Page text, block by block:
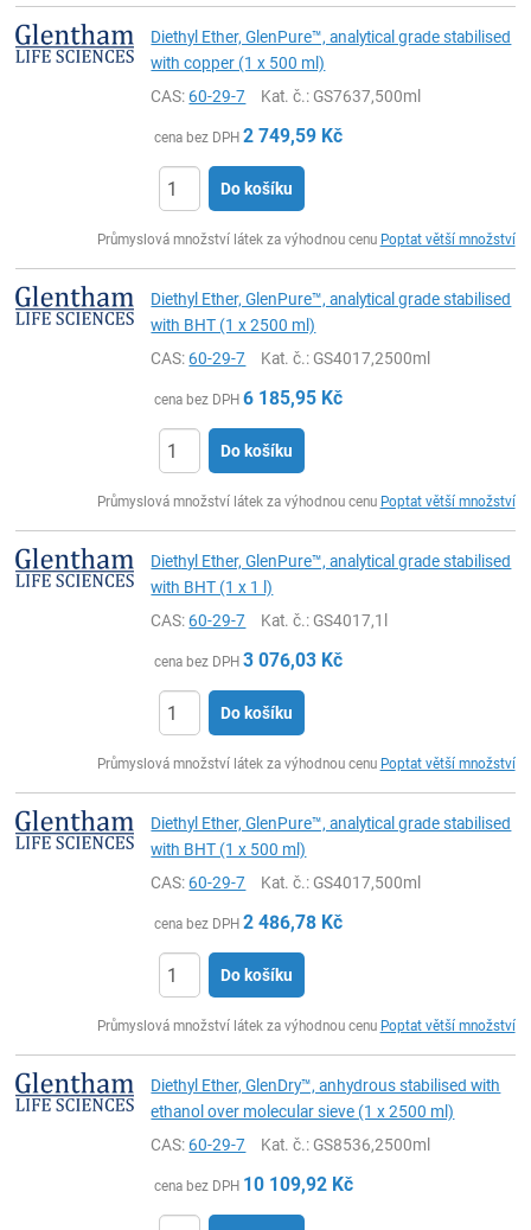
Diethyl Ether, GlenPure™, analytical grade stabilised
with copper (1 x 500 ml)
CAS:60-29-7 Kat. č.: GS7637,500ml
cena bez DPH 2 749,59 Kč
Do košíku
Průmyslová množství látek za výhodnou cenu Poptat větší množství
Diethyl Ether, GlenPure™, analytical grade stabilised
with BHT (1 x 2500 ml)
CAS:60-29-7 Kat. č.: GS4017,2500ml
cena bez DPH 6 185,95 Kč
Do košíku
Průmyslová množství látek za výhodnou cenu Poptat větší množství
Diethyl Ether, GlenPure™, analytical grade stabilised
with BHT (1 x 1 l)
CAS:60-29-7 Kat. č.: GS4017,1l
cena bez DPH 3 076,03 Kč
Do košíku
Průmyslová množství látek za výhodnou cenu Poptat větší množství
Diethyl Ether, GlenPure™, analytical grade stabilised
with BHT (1 x 500 ml)
CAS:60-29-7 Kat. č.: GS4017,500ml
cena bez DPH 2 486,78 Kč
Do košíku
Průmyslová množství látek za výhodnou cenu Poptat větší množství
Diethyl Ether, GlenDry™, anhydrous stabilised with
ethanol over molecular sieve (1 x 2500 ml)
CAS:60-29-7 Kat. č.: GS8536,2500ml
cena bez DPH 10 109,92 Kč